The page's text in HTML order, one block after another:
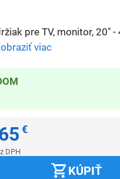
pre TV, monitor, 20"
Zobraziť viac
€
DPH
KÚPIŤ